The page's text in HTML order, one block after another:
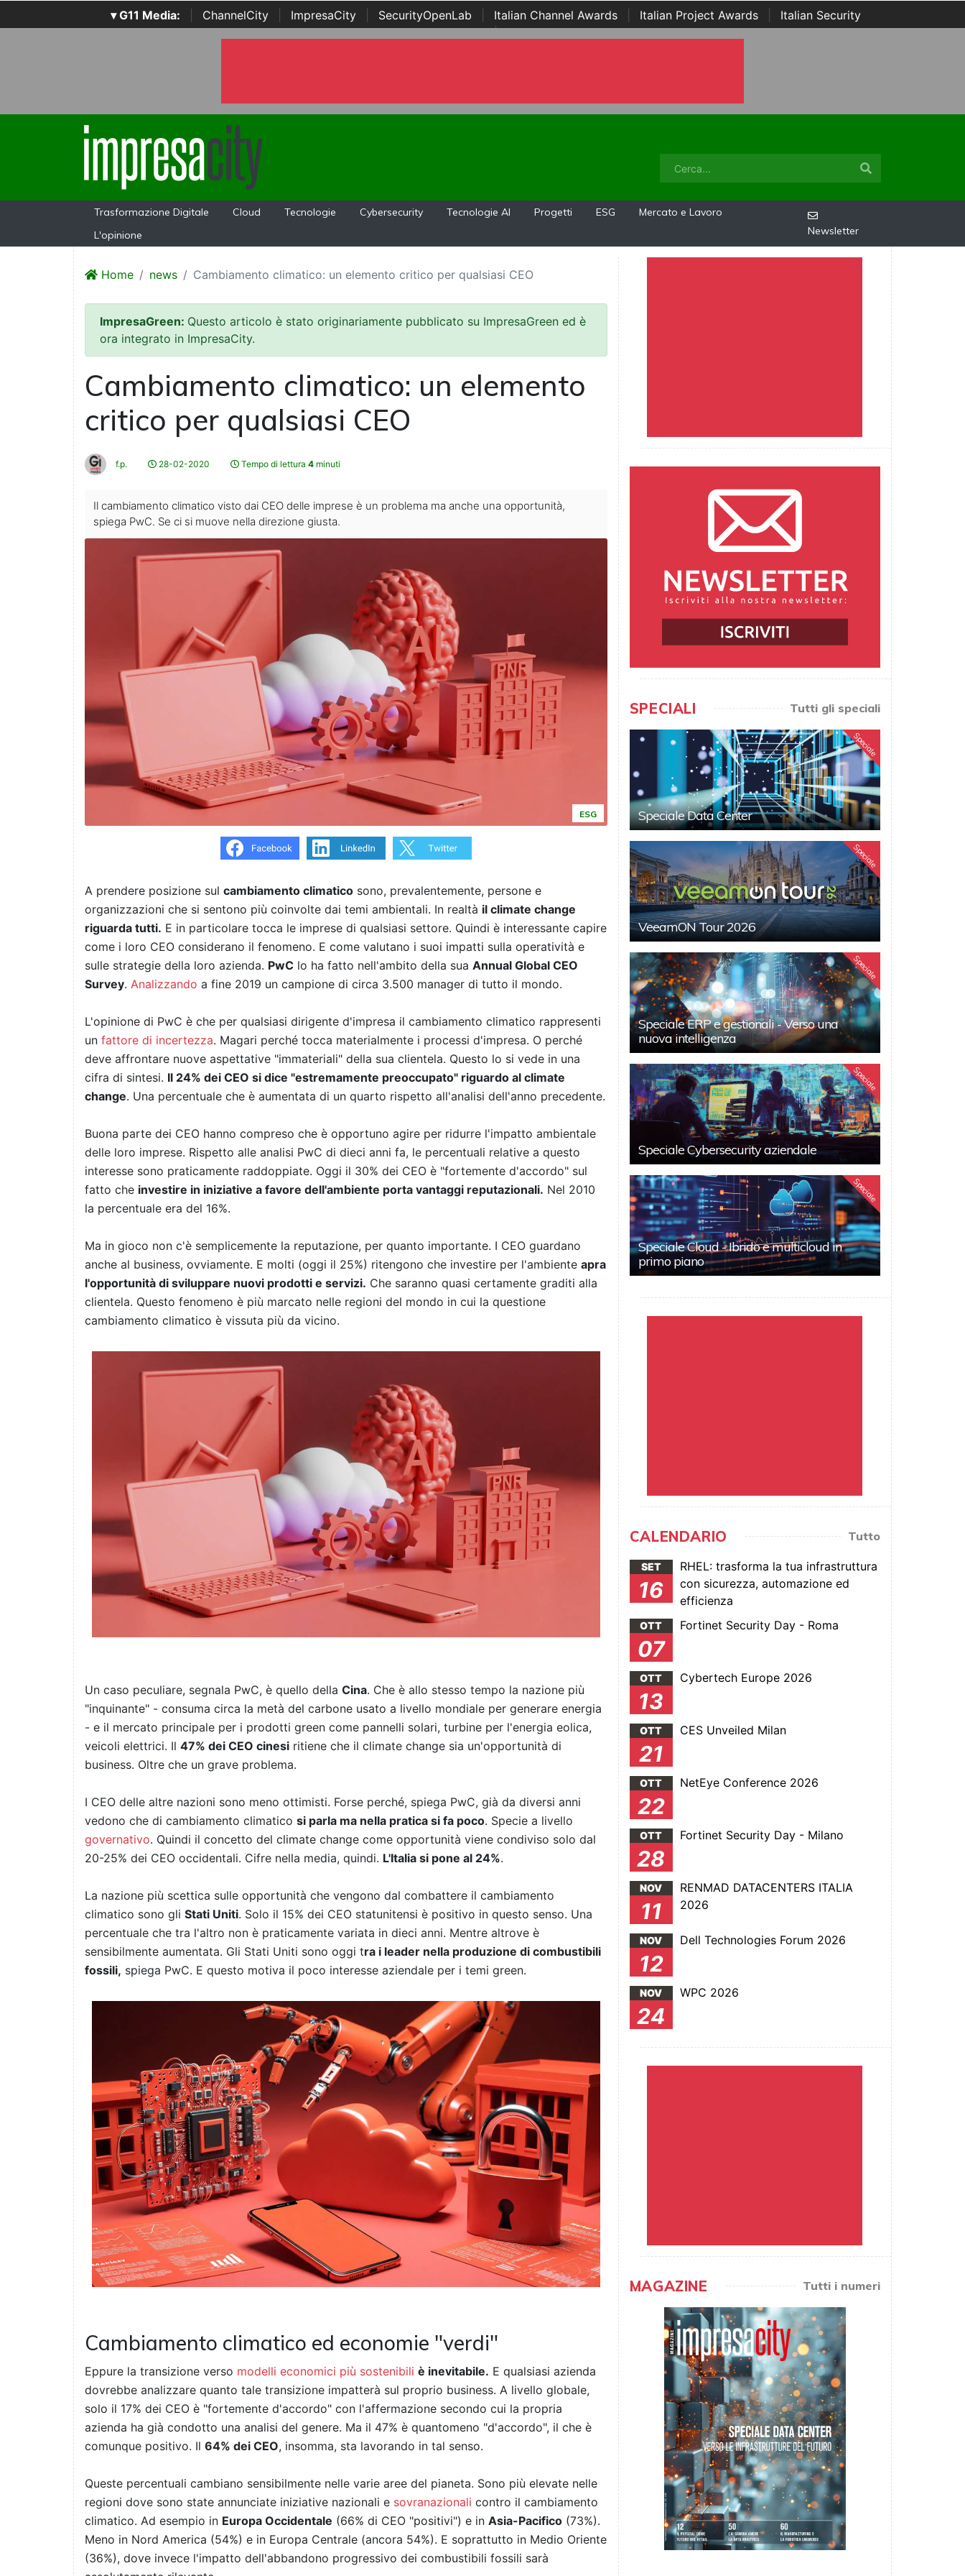
▾ G11 Media: ChannelCity ImpresaCity SecurityOpenLab Italian Channel Awards Italian Project Awards
Italian Security
Awards | ...
Trasformazione Digitale Cloud Tecnologie Cybersecurity Tecnologie AI Progetti ESG
Mercato e Lavoro
L'opinione
Newsletter
Home news Cambiamento climatico: un elemento critico per qualsiasi CEO
ImpresaGreen: Questo articolo è stato originariamente pubblicato su ImpresaGreen ed è
ora integrato in ImpresaCity.
Cambiamento climatico: un elemento
critico per qualsiasi CEO
f.p. 28-02-2020 Tempo di lettura 4 minuti
Il cambiamento climatico visto dai CEO delle imprese è un problema ma anche una opportunità,
spiega PwC. Se ci si muove nella direzione giusta.
ESG
A prendere posizione sul cambiamento climatico sono, prevalentemente, persone e
organizzazioni che si sentono più coinvolte dai temi ambientali. In realtà il climate change
riguarda tutti. E in particolare tocca le imprese di qualsiasi settore. Quindi è interessante capire
come i loro CEO considerano il fenomeno. E come valutano i suoi impatti sulla operatività e
sulle strategie della loro azienda. PwC lo ha fatto nell'ambito della sua Annual Global CEO
Survey. Analizzando a fine 2019 un campione di circa 3.500 manager di tutto il mondo.
L'opinione di PwC è che per qualsiasi dirigente d'impresa il cambiamento climatico rappresenti
un fattore di incertezza. Magari perché tocca materialmente i processi d'impresa. O perché
deve affrontare nuove aspettative "immateriali" della sua clientela. Questo lo si vede in una
cifra di sintesi. Il 24% dei CEO si dice "estremamente preoccupato" riguardo al climate
change. Una percentuale che è aumentata di un quarto rispetto all'analisi dell'anno precedente.
Buona parte dei CEO hanno compreso che è opportuno agire per ridurre l'impatto ambientale
delle loro imprese. Rispetto alle analisi PwC di dieci anni fa, le percentuali relative a questo
interesse sono praticamente raddoppiate. Oggi il 30% dei CEO è "fortemente d'accordo" sul
fatto che investire in iniziative a favore dell'ambiente porta vantaggi reputazionali. Nel 2010
la percentuale era del 16%.
Ma in gioco non c'è semplicemente la reputazione, per quanto importante. I CEO guardano
anche al business, ovviamente. E molti (oggi il 25%) ritengono che investire per l'ambiente apra
l'opportunità di sviluppare nuovi prodotti e servizi. Che saranno quasi certamente graditi alla
clientela. Questo fenomeno è più marcato nelle regioni del mondo in cui la questione
cambiamento climatico è vissuta più da vicino.
Un caso peculiare, segnala PwC, è quello della Cina. Che è allo stesso tempo la nazione più
"inquinante" - consuma circa la metà del carbone usato a livello mondiale per generare energia
- e il mercato principale per i prodotti green come pannelli solari, turbine per l'energia eolica,
veicoli elettrici. Il 47% dei CEO cinesi ritiene che il climate change sia un'opportunità di
business. Oltre che un grave problema.
I CEO delle altre nazioni sono meno ottimisti. Forse perché, spiega PwC, già da diversi anni
vedono che di cambiamento climatico si parla ma nella pratica si fa poco. Specie a livello
governativo. Quindi il concetto del climate change come opportunità viene condiviso solo dal
20-25% dei CEO occidentali. Cifre nella media, quindi. L'Italia si pone al 24%.
La nazione più scettica sulle opportunità che vengono dal combattere il cambiamento
climatico sono gli Stati Uniti. Solo il 15% dei CEO statunitensi è positivo in questo senso. Una
percentuale che tra l'altro non è praticamente variata in dieci anni. Mentre altrove è
sensibilmente aumentata. Gli Stati Uniti sono oggi tra i leader nella produzione di combustibili
fossili, spiega PwC. E questo motiva il poco interesse aziendale per i temi green.
Cambiamento climatico ed economie "verdi"
Eppure la transizione verso modelli economici più sostenibili è inevitabile. E qualsiasi azienda
dovrebbe analizzare quanto tale transizione impatterà sul proprio business. A livello globale,
solo il 17% dei CEO è "fortemente d'accordo" con l'affermazione secondo cui la propria
azienda ha già condotto una analisi del genere. Ma il 47% è quantomeno "d'accordo", il che è
comunque positivo. Il 64% dei CEO, insomma, sta lavorando in tal senso.
Queste percentuali cambiano sensibilmente nelle varie aree del pianeta. Sono più elevate nelle
regioni dove sono state annunciate iniziative nazionali e sovranazionali contro il cambiamento
climatico. Ad esempio in Europa Occidentale (66% di CEO "positivi") e in Asia-Pacifico (73%).
Meno in Nord America (54%) e in Europa Centrale (ancora 54%). E soprattutto in Medio Oriente
(36%), dove invece l'impatto dell'abbandono progressivo dei combustibili fossili sarà
SPECIALI Tutti gli speciali
Speciale
Speciale Data Center
Speciale
VeeamON Tour 2026
Speciale
Speciale ERP e gestionali - Verso una
nuova intelligenza
Speciale
Speciale Cybersecurity aziendale
Speciale
Speciale Cloud - Ibrido e multicloud in
primo piano
CALENDARIO Tutto
SET
16
RHEL: trasforma la tua infrastruttura
con sicurezza, automazione ed
efficienza
OTT
07
Fortinet Security Day - Roma
OTT
13
Cybertech Europe 2026
OTT
21
CES Unveiled Milan
OTT
22
NetEye Conference 2026
OTT
28
Fortinet Security Day - Milano
NOV
11
RENMAD DATACENTERS ITALIA
2026
NOV
12
Dell Technologies Forum 2026
NOV
24
WPC 2026
MAGAZINE Tutti i numeri